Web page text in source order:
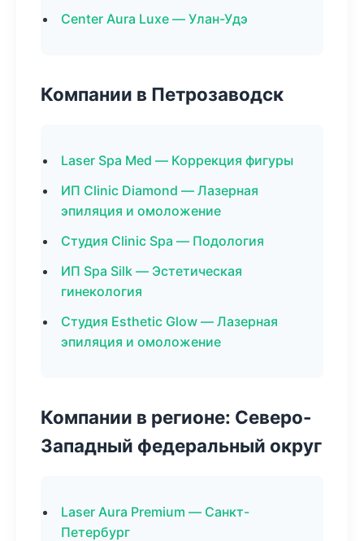
Center Aura Luxe — Улан-Удэ
Компании в Петрозаводск
Laser Spa Med — Коррекция фигуры
ИП Clinic Diamond — Лазерная
эпиляция и омоложение
Студия Clinic Spa — Подология
ИП Spa Silk — Эстетическая
гинекология
Студия Esthetic Glow — Лазерная
эпиляция и омоложение
Компании в регионе: Северо-
Западный федеральный округ
Laser Aura Premium — Санкт-
Петербург